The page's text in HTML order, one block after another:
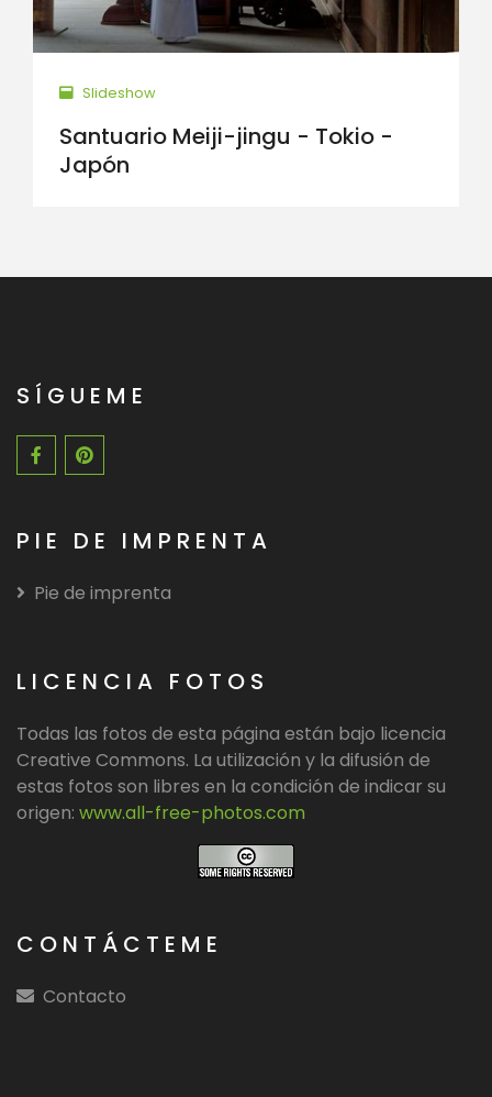
Slideshow
Santuario Meiji-jingu - Tokio -
Japón
SÍGUEME
PIE DE IMPRENTA
Pie de imprenta
LICENCIA FOTOS
Todas las fotos de esta página están bajo licencia
Creative Commons. La utilización y la difusión de
estas fotos son libres en la condición de indicar su
origen: www.all-free-photos.com
CONTÁCTEME
Contacto